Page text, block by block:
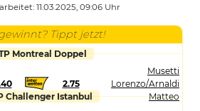
11.03.2025, 09:06 Uhr
Tippt jetzt!
Montreal Doppel
2.75
Musetti
Lorenzo/Arnaldi
Matteo
Challenger Istanbul